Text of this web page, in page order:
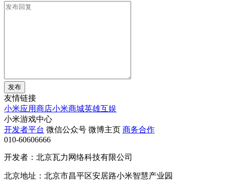
发布
友情链接
小米应用商店小米商城英雄互娱
小米游戏中心
开发者平台 微信公众号 微博主页 商务合作
010-60606666
开发者：北京瓦力网络科技有限公司
北京地址：北京市昌平区安居路小米智慧产业园